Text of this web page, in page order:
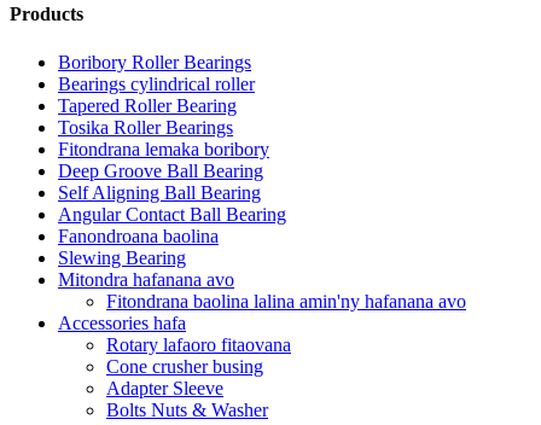
Products
Boribory Roller Bearings
Bearings cylindrical roller
Tapered Roller Bearing
Tosika Roller Bearings
Fitondrana lemaka boribory
Deep Groove Ball Bearing
Self Aligning Ball Bearing
Angular Contact Ball Bearing
Fanondroana baolina
Slewing Bearing
Mitondra hafanana avo
Fitondrana baolina lalina amin'ny hafanana avo
Accessories hafa
Rotary lafaoro fitaovana
Cone crusher busing
Adapter Sleeve
Bolts Nuts & Washer